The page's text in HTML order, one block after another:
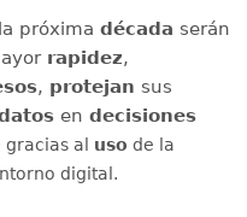
la próxima década serán
rapidez,
, protejan sus
en decisiones
gracias al uso de la
digital.